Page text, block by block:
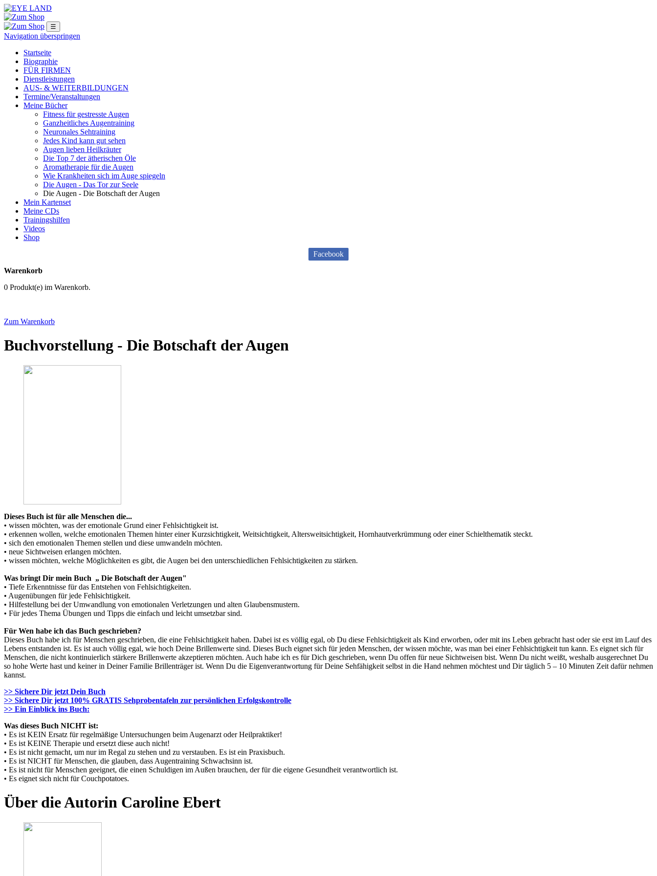
☰
Navigation überspringen
Startseite
Biographie
FÜR FIRMEN
Dienstleistungen
AUS- & WEITERBILDUNGEN
Termine/Veranstaltungen
Meine Bücher
Fitness für gestresste Augen
Ganzheitliches Augentraining
Neuronales Sehtraining
Jedes Kind kann gut sehen
Augen lieben Heilkräuter
Die Top 7 der ätherischen Öle
Aromatherapie für die Augen
Wie Krankheiten sich im Auge spiegeln
Die Augen - Das Tor zur Seele
Die Augen - Die Botschaft der Augen
Mein Kartenset
Meine CDs
Trainingshilfen
Videos
Shop
Facebook
Warenkorb
0 Produkt(e) im Warenkorb.
Zum Warenkorb
Buchvorstellung - Die Botschaft der Augen
Dieses Buch ist für alle Menschen die...
• wissen möchten, was der emotionale Grund einer Fehlsichtigkeit ist.
• erkennen wollen, welche emotionalen Themen hinter einer Kurzsichtigkeit, Weitsichtigkeit, Altersweitsichtigkeit, Hornhautverkrümmung oder einer Schielthematik steckt.
• sich den emotionalen Themen stellen und diese umwandeln möchten.
• neue Sichtweisen erlangen möchten.
• wissen möchten, welche Möglichkeiten es gibt, die Augen bei den unterschiedlichen Fehlsichtigkeiten zu stärken.
Was bringt Dir mein Buch „ Die Botschaft der Augen"
• Tiefe Erkenntnisse für das Entstehen von Fehlsichtigkeiten.
• Augenübungen für jede Fehlsichtigkeit.
• Hilfestellung bei der Umwandlung von emotionalen Verletzungen und alten Glaubensmustern.
• Für jedes Thema Übungen und Tipps die einfach und leicht umsetzbar sind.
Für Wen habe ich das Buch geschrieben?
Dieses Buch habe ich für Menschen geschrieben, die eine Fehlsichtigkeit haben. Dabei ist es völlig egal, ob Du diese Fehlsichtigkeit als Kind erworben, oder mit ins Leben gebracht hast oder sie erst im Lauf des
Lebens entstanden ist. Es ist auch völlig egal, wie hoch Deine Brillenwerte sind. Dieses Buch eignet sich für jeden Menschen, der wissen möchte, was man bei einer Fehlsichtigkeit tun kann. Es eignet sich für
Menschen, die nicht kontinuierlich stärkere Brillenwerte akzeptieren möchten. Auch habe ich es für Dich geschrieben, wenn Du offen für neue Sichtweisen bist. Wenn Du nicht weißt, weshalb ausgerechnet Du
so hohe Werte hast und keiner in Deiner Familie Brillenträger ist. Wenn Du die Eigenverantwortung für Deine Sehfähigkeit selbst in die Hand nehmen möchtest und Dir täglich 5 – 10 Minuten Zeit dafür nehmen
kannst.
>> Sichere Dir jetzt Dein Buch
>> Sichere Dir jetzt 100% GRATIS Sehprobentafeln zur persönlichen Erfolgskontrolle
>> Ein Einblick ins Buch:
Was dieses Buch NICHT ist:
• Es ist KEIN Ersatz für regelmäßige Untersuchungen beim Augenarzt oder Heilpraktiker!
• Es ist KEINE Therapie und ersetzt diese auch nicht!
• Es ist nicht gemacht, um nur im Regal zu stehen und zu verstauben. Es ist ein Praxisbuch.
• Es ist NICHT für Menschen, die glauben, dass Augentraining Schwachsinn ist.
• Es ist nicht für Menschen geeignet, die einen Schuldigen im Außen brauchen, der für die eigene Gesundheit verantwortlich ist.
• Es eignet sich nicht für Couchpotatoes.
Über die Autorin Caroline Ebert